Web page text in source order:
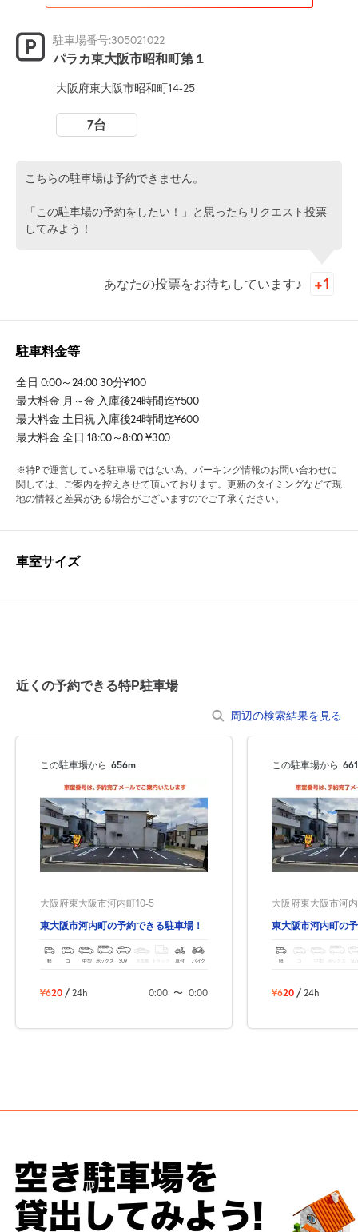
駐車場番号:305021022
パラカ東大阪市昭和町第１
大阪府東大阪市昭和町14-25
7台
こちらの駐車場は予約できません。
「この駐車場の予約をしたい！」と思ったらリクエスト投票
してみよう！
あなたの投票をお待ちしています♪
駐車料金等
全日 0:00～24:00 30分¥100
最大料金 月～金 入庫後24時間迄¥500
最大料金 土日祝 入庫後24時間迄¥600
最大料金 全日 18:00～8:00 ¥300
※特Pで運営している駐車場ではない為、パーキング情報のお問い合わせに
関しては、ご案内を控えさせて頂いております。更新のタイミングなどで現
地の情報と差異がある場合がございますのでご了承ください。
車室サイズ
近くの予約できる特P駐車場
周辺の検索結果を見る
この駐車場から 656m
大阪府東大阪市河内町10-5
東大阪市河内町の予約できる駐車場！
軽 コ 中型 ボックス SUV トラック 原付 バイク
¥620 / 24h 0:00 〜 0:00
この駐車場から
大阪府東大阪市河
東大阪市河内町の
軽 ボックス
¥620 / 24h